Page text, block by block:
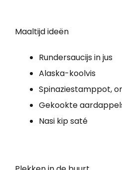
Maaltijd ideën
Rundersaucijs in jus
Alaska-koolvis
Spinaziestamppot,
Gekookte
Nasi kip saté